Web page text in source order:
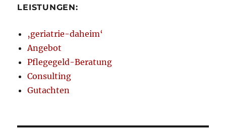
LEISTUNGEN:
‚geriatrie-daheim‘
Angebot
Pflegegeld-Beratung
Consulting
Gutachten